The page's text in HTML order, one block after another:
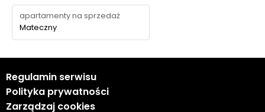
apartamenty na sprzedaż
Mateczny
Regulamin serwisu
Polityka prywatności
Zarządzaj cookies